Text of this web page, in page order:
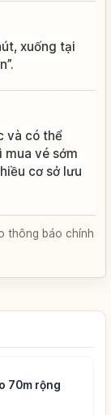
xuống tại
và có thể
mua vé sớm
cơ sở lưu
thông báo chính
70m rộng